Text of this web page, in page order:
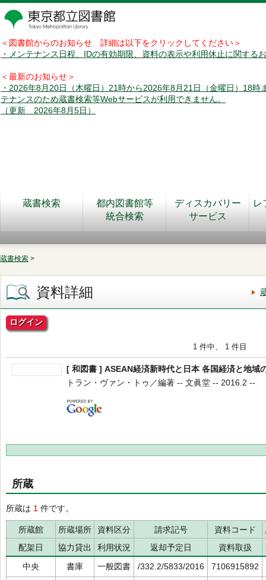
＜図書館からのお知らせ 詳細は以下をクリックしてください＞
・メンテナンス日程、IDの有効期限、資料の表示や利用休止に関する
＜最新のお知らせ＞
・2026年8月20日（木曜日）21時から2026年8月21日（金曜日）18時
テナンスのため蔵書検索等Webサービスが利用できません。
（更新 2026年8月5日）
蔵書検索
都内図書館等
統合検索
ディスカバリー
サービス
レ
蔵書検索 >
資料詳細
ログイン
1 件中、 1 件目
[ 和図書 ] ASEAN経済新時代と日本 各国経済と地域
トラン・ヴァン・トゥ／編著 -- 文眞堂 -- 2016.2 --
所蔵
所蔵は 1 件です。
所蔵館 所蔵場所 資料区分 請求記号 資料コード
配架日
協力貸出 利用状況 返却予定日
資料取扱
中央
書庫 一般図書 /332.2/5833/2016
7106915892